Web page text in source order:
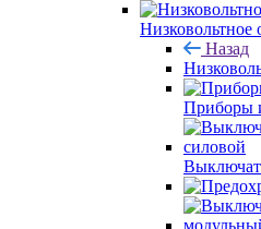
Низковольтное
Назад
Приборы